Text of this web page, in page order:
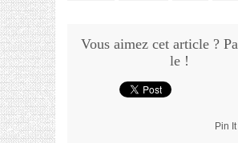
Vous aimez cet article ?
le !
Pin It